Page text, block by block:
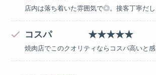
店内は落ち着いた雰囲気で◎。接客丁寧だし
コスパ ★★★★★
焼肉店でこのクオリティならコスパ高いと感